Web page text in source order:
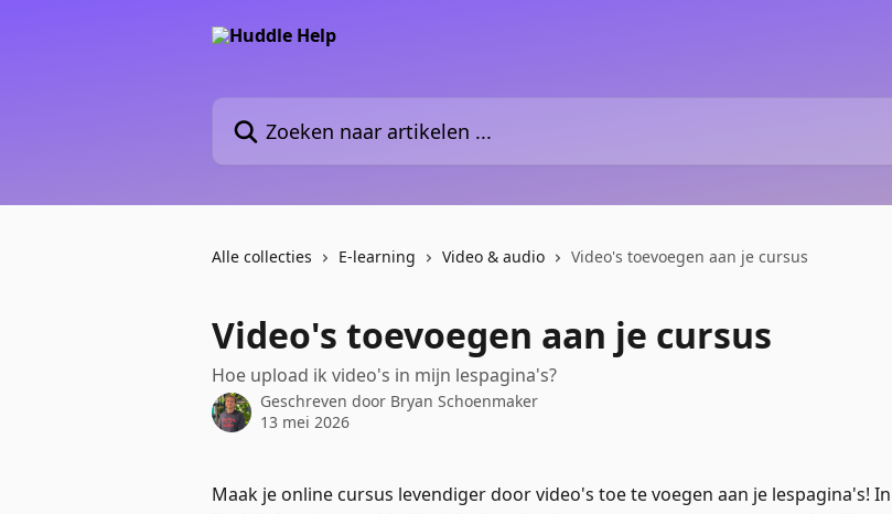
Zoeken naar artikelen ...
Alle collecties E-learning Video & audio Video's toevoegen aan je cursus
Video's toevoegen aan je cursus
Hoe upload ik video's in mijn lespagina's?
Geschreven door Bryan Schoenmaker
13 mei 2026
Maak je online cursus levendiger door video's toe te voegen aan je lespagina's! In